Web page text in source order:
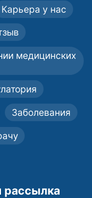
Карьера у нас
медицинских
Заболевания
рассылка